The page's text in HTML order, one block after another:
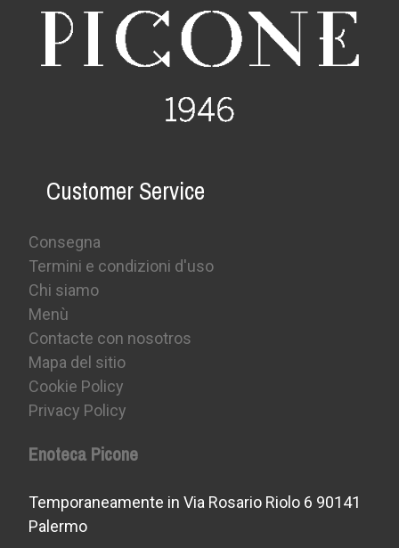
Customer Service
Consegna
Termini e condizioni d'uso
Chi siamo
Menù
Contacte con nosotros
Mapa del sitio
Cookie Policy
Privacy Policy
Enoteca Picone
Temporaneamente in Via Rosario Riolo 6 90141
Palermo